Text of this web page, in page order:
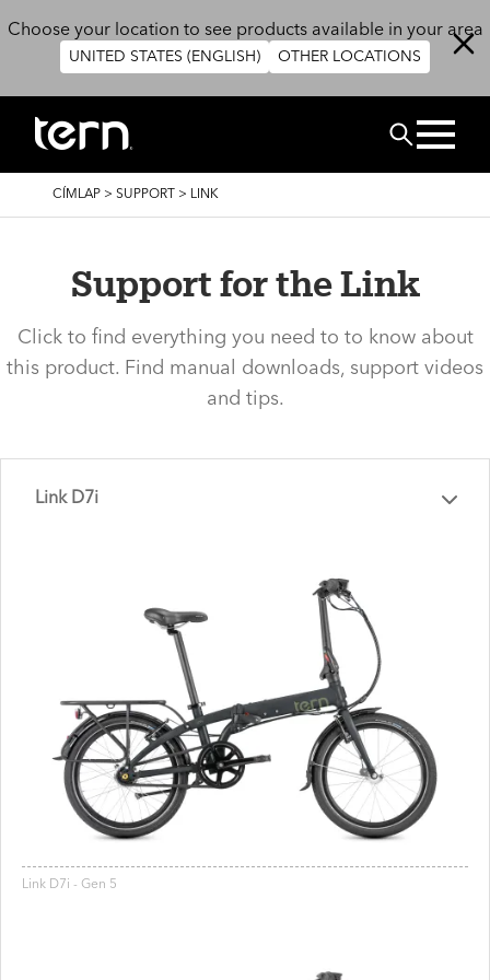
Choose your location to see products available in your area
UNITED STATES (ENGLISH) OTHER LOCATIONS
Keresés
MORZSA
CÍMLAP > SUPPORT > LINK
Support for the Link
Click to find everything you need to to know about
this product. Find manual downloads, support videos
and tips.
Link D7i
Link D7i - Gen 5